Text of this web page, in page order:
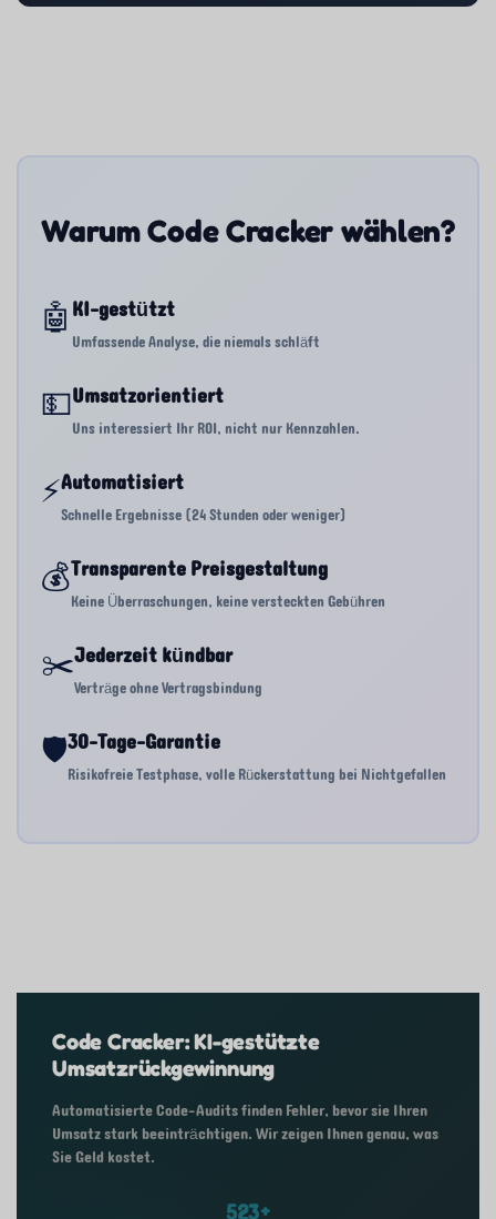
Warum Code Cracker wählen?
🤖KI-gestützt
Umfassende Analyse, die niemals schläft
💵Umsatzorientiert
Uns interessiert Ihr ROI, nicht nur Kennzahlen.
⚡Automatisiert
Schnelle Ergebnisse (24 Stunden oder weniger)
💰Transparente Preisgestaltung
Keine Überraschungen, keine versteckten Gebühren
✂️Jederzeit kündbar
Verträge ohne Vertragsbindung
🛡️30-Tage-Garantie
Risikofreie Testphase, volle Rückerstattung bei Nichtgefallen
Code Cracker: KI-gestützte
Umsatzrückgewinnung
Automatisierte Code-Audits finden Fehler, bevor sie Ihren
Umsatz stark beeinträchtigen. Wir zeigen Ihnen genau, was
Sie Geld kostet.